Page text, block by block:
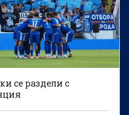
се раздели с